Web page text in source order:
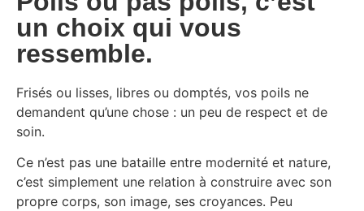
un choix qui vous
ressemble.
Frisés ou lisses, libres ou domptés, vos poils ne
demandent qu’une chose : un peu de respect et de
soin.
Ce n’est pas une bataille entre modernité et nature,
c’est simplement une relation à construire avec son
propre corps, son image, ses croyances. Peu